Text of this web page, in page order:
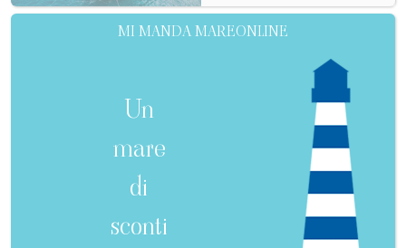
MI MANDA MAREONLINE
Un
mare
di
sconti